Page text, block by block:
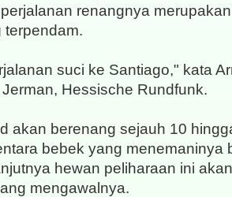
renangnya
terpendam.
suci ke Santiago," kata
Hessische Rundfunk.
akan berenang sejauh 10
bebek yang menemaninya
hewan peliharaan ini
mengawalnya.